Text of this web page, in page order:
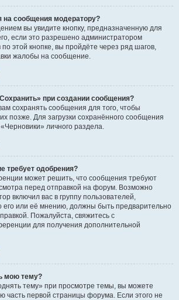
на сообщения модератору?
вы увидите кнопку, предназначенную для
если это разрешено администратором
этой кнопке, вы пройдёте через ряд шагов,
жалобы на сообщение.
при создании сообщения?
сохранять сообщения для того, чтобы
позже. Для загрузки сохранённого сообщения
личного раздела.
требует одобрения?
может решить, что сообщения требуют
перед отправкой на форум. Возможно
включил вас в группу пользователей,
его или её мнению, должны быть предварительно
Пожалуйста, свяжитесь с
для получения дополнительной
мою тему?
тему» при просмотре темы, вы можете
часть первой страницы форума. Если этого не